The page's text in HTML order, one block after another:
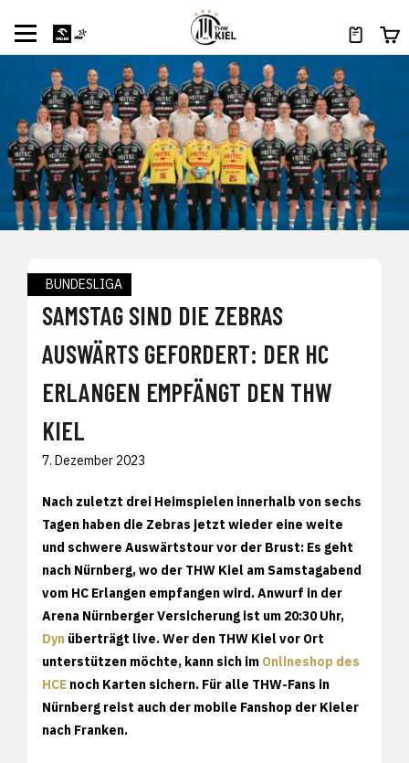
BUNDESLIGA
SAMSTAG SIND DIE ZEBRAS
AUSWÄRTS GEFORDERT: DER HC
ERLANGEN EMPFÄNGT DEN THW
KIEL
7. Dezember 2023
Nach zuletzt drei Heimspielen innerhalb von sechs
Tagen haben die Zebras jetzt wieder eine weite
und schwere Auswärtstour vor der Brust: Es geht
nach Nürnberg, wo der THW Kiel am Samstagabend
vom HC Erlangen empfangen wird. Anwurf in der
Arena Nürnberger Versicherung ist um 20:30 Uhr,
Dyn überträgt live. Wer den THW Kiel vor Ort
unterstützen möchte, kann sich im Onlineshop des
HCE noch Karten sichern. Für alle THW-Fans in
Nürnberg reist auch der mobile Fanshop der Kieler
nach Franken.